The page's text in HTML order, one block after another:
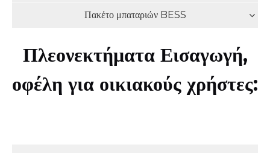
Πακέτο μπαταριών BESS
Πλεονεκτήματα Εισαγωγή,
οφέλη για οικιακούς χρήστες: